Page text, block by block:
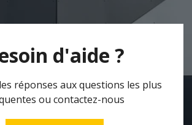
d'aide ?
réponses aux questions les plus
ou contactez-nous